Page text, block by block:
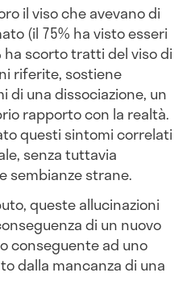
il viso che avevano di
(il 75% ha visto esseri
scorto tratti del viso di
riferite, sostiene
di una dissociazione, un
rapporto con la realtà.
questi sintomi correlati
senza tuttavia
sembianze strane.
queste allucinazioni
di un nuovo
conseguente ad uno
dalla mancanza di una